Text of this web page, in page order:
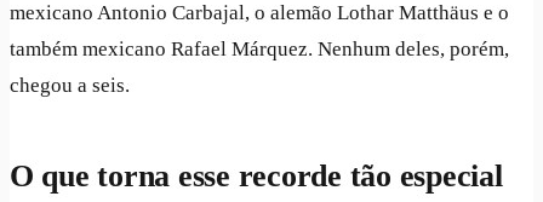
mexicano Antonio Carbajal, o alemão Lothar Matthäus e o
também mexicano Rafael Márquez. Nenhum deles, porém,
chegou a seis.
O que torna esse recorde tão especial